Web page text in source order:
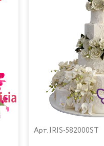
Арт. IRIS-582000ST